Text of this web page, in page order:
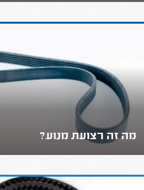
מה זה רצועת מנוע?